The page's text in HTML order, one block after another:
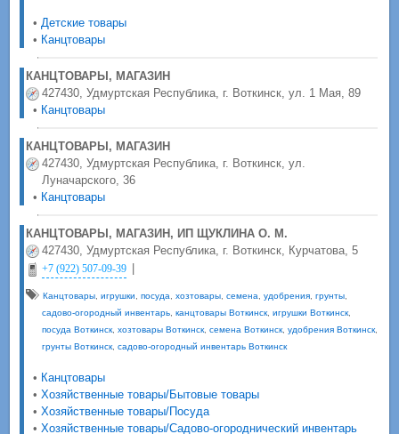
• Детские товары
• Канцтовары
КАНЦТОВАРЫ, МАГАЗИН
427430, Удмуртская Республика, г. Воткинск, ул. 1 Мая, 89
• Канцтовары
КАНЦТОВАРЫ, МАГАЗИН
427430, Удмуртская Республика, г. Воткинск, ул.
Луначарского, 36
• Канцтовары
КАНЦТОВАРЫ, МАГАЗИН, ИП ЩУКЛИНА О. М.
427430, Удмуртская Республика, г. Воткинск, Курчатова, 5
+7 (922) 507-09-39
Канцтовары, игрушки, посуда, хозтовары, семена, удобрения, грунты,
садово-огородный инвентарь, канцтовары Воткинск, игрушки Воткинск,
посуда Воткинск, хозтовары Воткинск, семена Воткинск, удобрения Воткинск,
грунты Воткинск, садово-огородный инвентарь Воткинск
• Канцтовары
• Хозяйственные товары/Бытовые товары
• Хозяйственные товары/Посуда
• Хозяйственные товары/Садово-огороднический инвентарь